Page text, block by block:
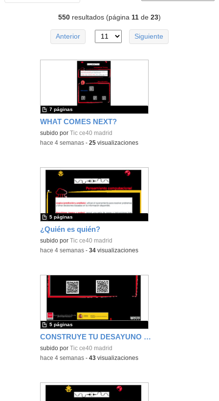
550resultados (página 11de 23)
Anterior Siguiente
WHAT COMES NEXT?
subido por Tic ce40 madrid
7 páginas
-hace 4 semanas -25 visualizaciones
¿Quién es quién?
subido por Tic ce40 madrid
5 páginas
-hace 4 semanas -34 visualizaciones
CONSTRUYE TU DESAYUNO SALUDABLE
subido por Tic ce40 madrid
5 páginas
-hace 4 semanas -43 visualizaciones